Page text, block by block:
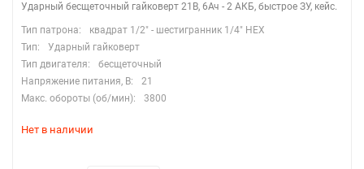
Ударный бесщеточный гайковерт 21B, 6Ач - 2 АКБ, быстрое ЗУ, кейс.
Тип патрона:
квадрат 1/2" - шестигранник 1/4" HEX
Тип:
Ударный гайковерт
Тип двигателя:
бесщеточный
Напряжение питания, В:
21
Макс. обороты (об/мин):
3800
Нет в наличии